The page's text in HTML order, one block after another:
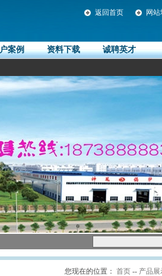
返回首页 网站
案例 资料下载 诚聘英才
您现在的位置： 首页 -- 产品展